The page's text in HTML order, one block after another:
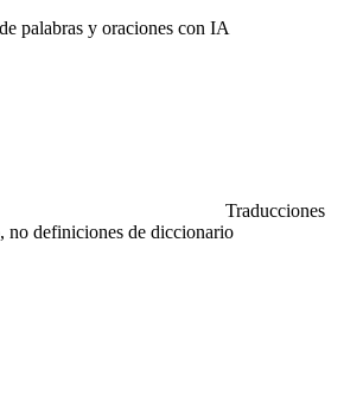
palabras y oraciones con IA
Traducciones
no definiciones de diccionario